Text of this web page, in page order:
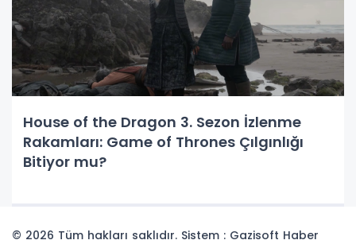
House of the Dragon 3. Sezon İzlenme
Rakamları: Game of Thrones Çılgınlığı
Bitiyor mu?
© 2026 Tüm hakları saklıdır. Sistem : Gazisoft Haber